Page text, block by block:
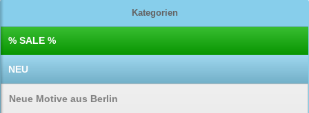
Kategorien
% SALE %
NEU
Neue Motive aus Berlin